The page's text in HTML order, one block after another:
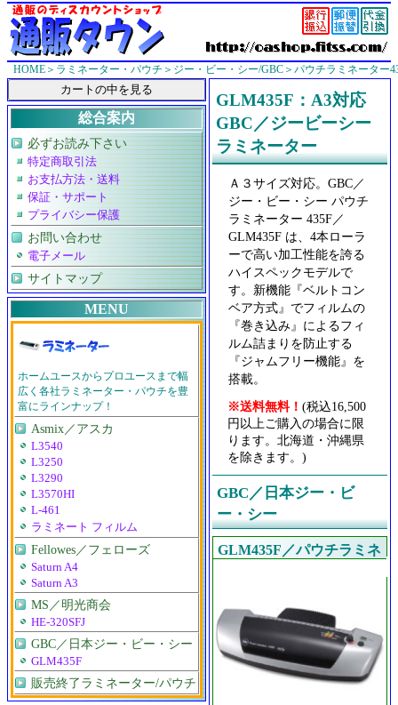
GLM435F：A3対応
GBC／ジービーシー
ラミネーター
Ａ３サイズ対応。GBC／
ジー・ビー・シー パウチ
ラミネーター 435F／
GLM435F は、4本ローラ
ーで高い加工性能を誇る
ハイスペックモデルで
す。新機能『ベルトコン
ベア方式』でフィルムの
『巻き込み』によるフィ
ルム詰まりを防止する
『ジャムフリー機能』を
搭載。
※送料無料！ (税込16,500
円以上ご購入の場合に限
ります。北海道・沖縄県
を除きます。)
GBC／日本ジー・ビ
ー・シー
GLM435F／パウチラミネ
総合案内
必ずお読み下さい
特定商取引法
お支払方法・送料
保証・サポート
プライバシー保護
お問い合わせ
電子メール
サイトマップ
MENU
ホームユースからプロユースまで幅
広く各社ラミネーター・パウチを豊
富にラインナップ！
Asmix／アスカ
L3540
L3250
L3290
L3570HI
L-461
ラミネート フィルム
Fellowes／フェローズ
Saturn A4
Saturn A3
MS／明光商会
HE-320SFJ
GBC／日本ジー・ビー・シー
GLM435F
販売終了ラミネーター/パウチ
HOME ＞ ラミネーター・パウチ ＞ ジー・ビー・シー/GBC ＞パウチラミネーター